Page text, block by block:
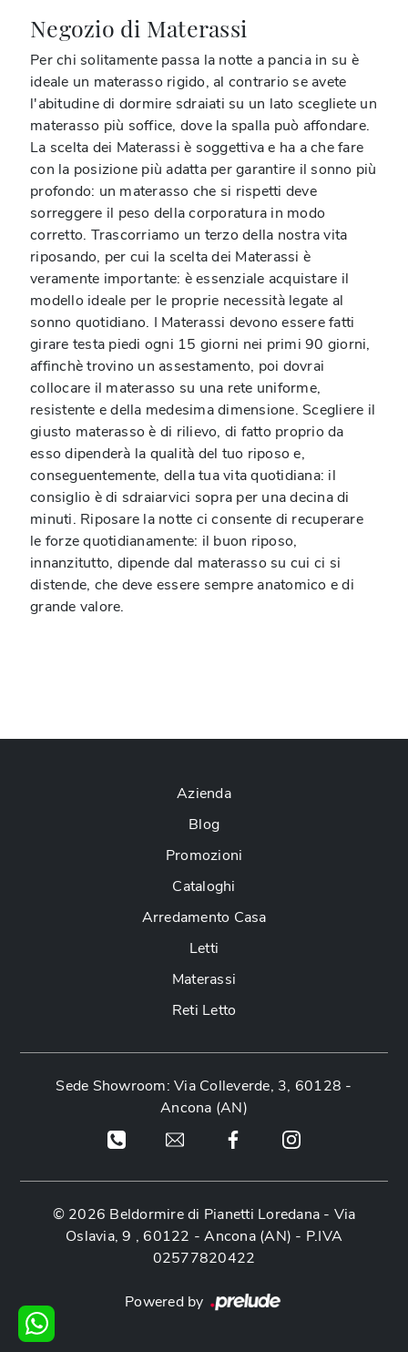
Negozio di Materassi
Per chi solitamente passa la notte a pancia in su è
ideale un materasso rigido, al contrario se avete
l'abitudine di dormire sdraiati su un lato scegliete un
materasso più soffice, dove la spalla può affondare.
La scelta dei Materassi è soggettiva e ha a che fare
con la posizione più adatta per garantire il sonno più
profondo: un materasso che si rispetti deve
sorreggere il peso della corporatura in modo
corretto. Trascorriamo un terzo della nostra vita
riposando, per cui la scelta dei Materassi è
veramente importante: è essenziale acquistare il
modello ideale per le proprie necessità legate al
sonno quotidiano. I Materassi devono essere fatti
girare testa piedi ogni 15 giorni nei primi 90 giorni,
affinchè trovino un assestamento, poi dovrai
collocare il materasso su una rete uniforme,
resistente e della medesima dimensione. Scegliere il
giusto materasso è di rilievo, di fatto proprio da
esso dipenderà la qualità del tuo riposo e,
conseguentemente, della tua vita quotidiana: il
consiglio è di sdraiarvici sopra per una decina di
minuti. Riposare la notte ci consente di recuperare
le forze quotidianamente: il buon riposo,
innanzitutto, dipende dal materasso su cui ci si
distende, che deve essere sempre anatomico e di
grande valore.
Azienda
Blog
Promozioni
Cataloghi
Arredamento Casa
Letti
Materassi
Reti Letto
Sede Showroom: Via Colleverde, 3, 60128 -
Ancona (AN)
© 2026 Beldormire di Pianetti Loredana - Via
Oslavia, 9 , 60122 - Ancona (AN) - P.IVA
02577820422
Powered by